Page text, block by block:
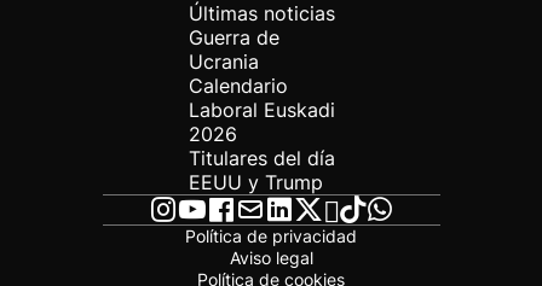
Últimas noticias
Guerra de
Ucrania
Calendario
Laboral Euskadi
2026
Titulares del día
EEUU y Trump
Política de privacidad
Aviso legal
Política de cookies